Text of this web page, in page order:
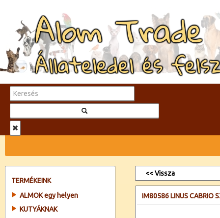
Alom Trade
Állateledel és
TERMÉKEINK
ALMOK egy helyen
KUTYÁKNAK
<< Vissza
IM80586 LINUS CABRIO